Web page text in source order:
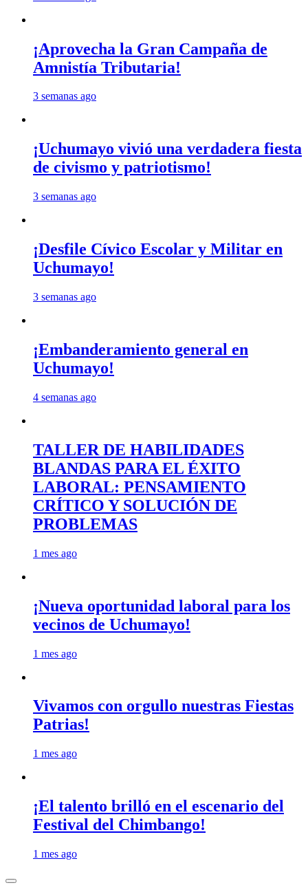
¡Aprovecha la Gran Campaña de
Amnistía Tributaria!
3 semanas ago
¡Uchumayo vivió una verdadera fiesta
de civismo y patriotismo!
3 semanas ago
¡Desfile Cívico Escolar y Militar en
Uchumayo!
3 semanas ago
¡Embanderamiento general en
Uchumayo!
4 semanas ago
TALLER DE HABILIDADES
BLANDAS PARA EL ÉXITO
LABORAL: PENSAMIENTO
CRÍTICO Y SOLUCIÓN DE
PROBLEMAS
1 mes ago
¡Nueva oportunidad laboral para los
vecinos de Uchumayo!
1 mes ago
Vivamos con orgullo nuestras Fiestas
Patrias!
1 mes ago
¡El talento brilló en el escenario del
Festival del Chimbango!
1 mes ago